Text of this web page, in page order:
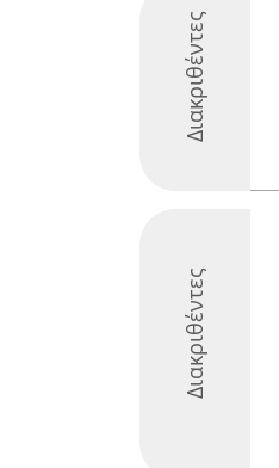
Διακριθέντες
Διακριθέντες